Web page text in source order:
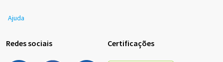
Ajuda
Redes sociais Certificações